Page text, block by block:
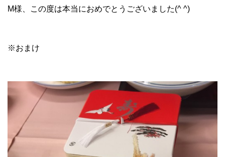
M様、この度は本当におめでとうございました(^ ^)
※おまけ